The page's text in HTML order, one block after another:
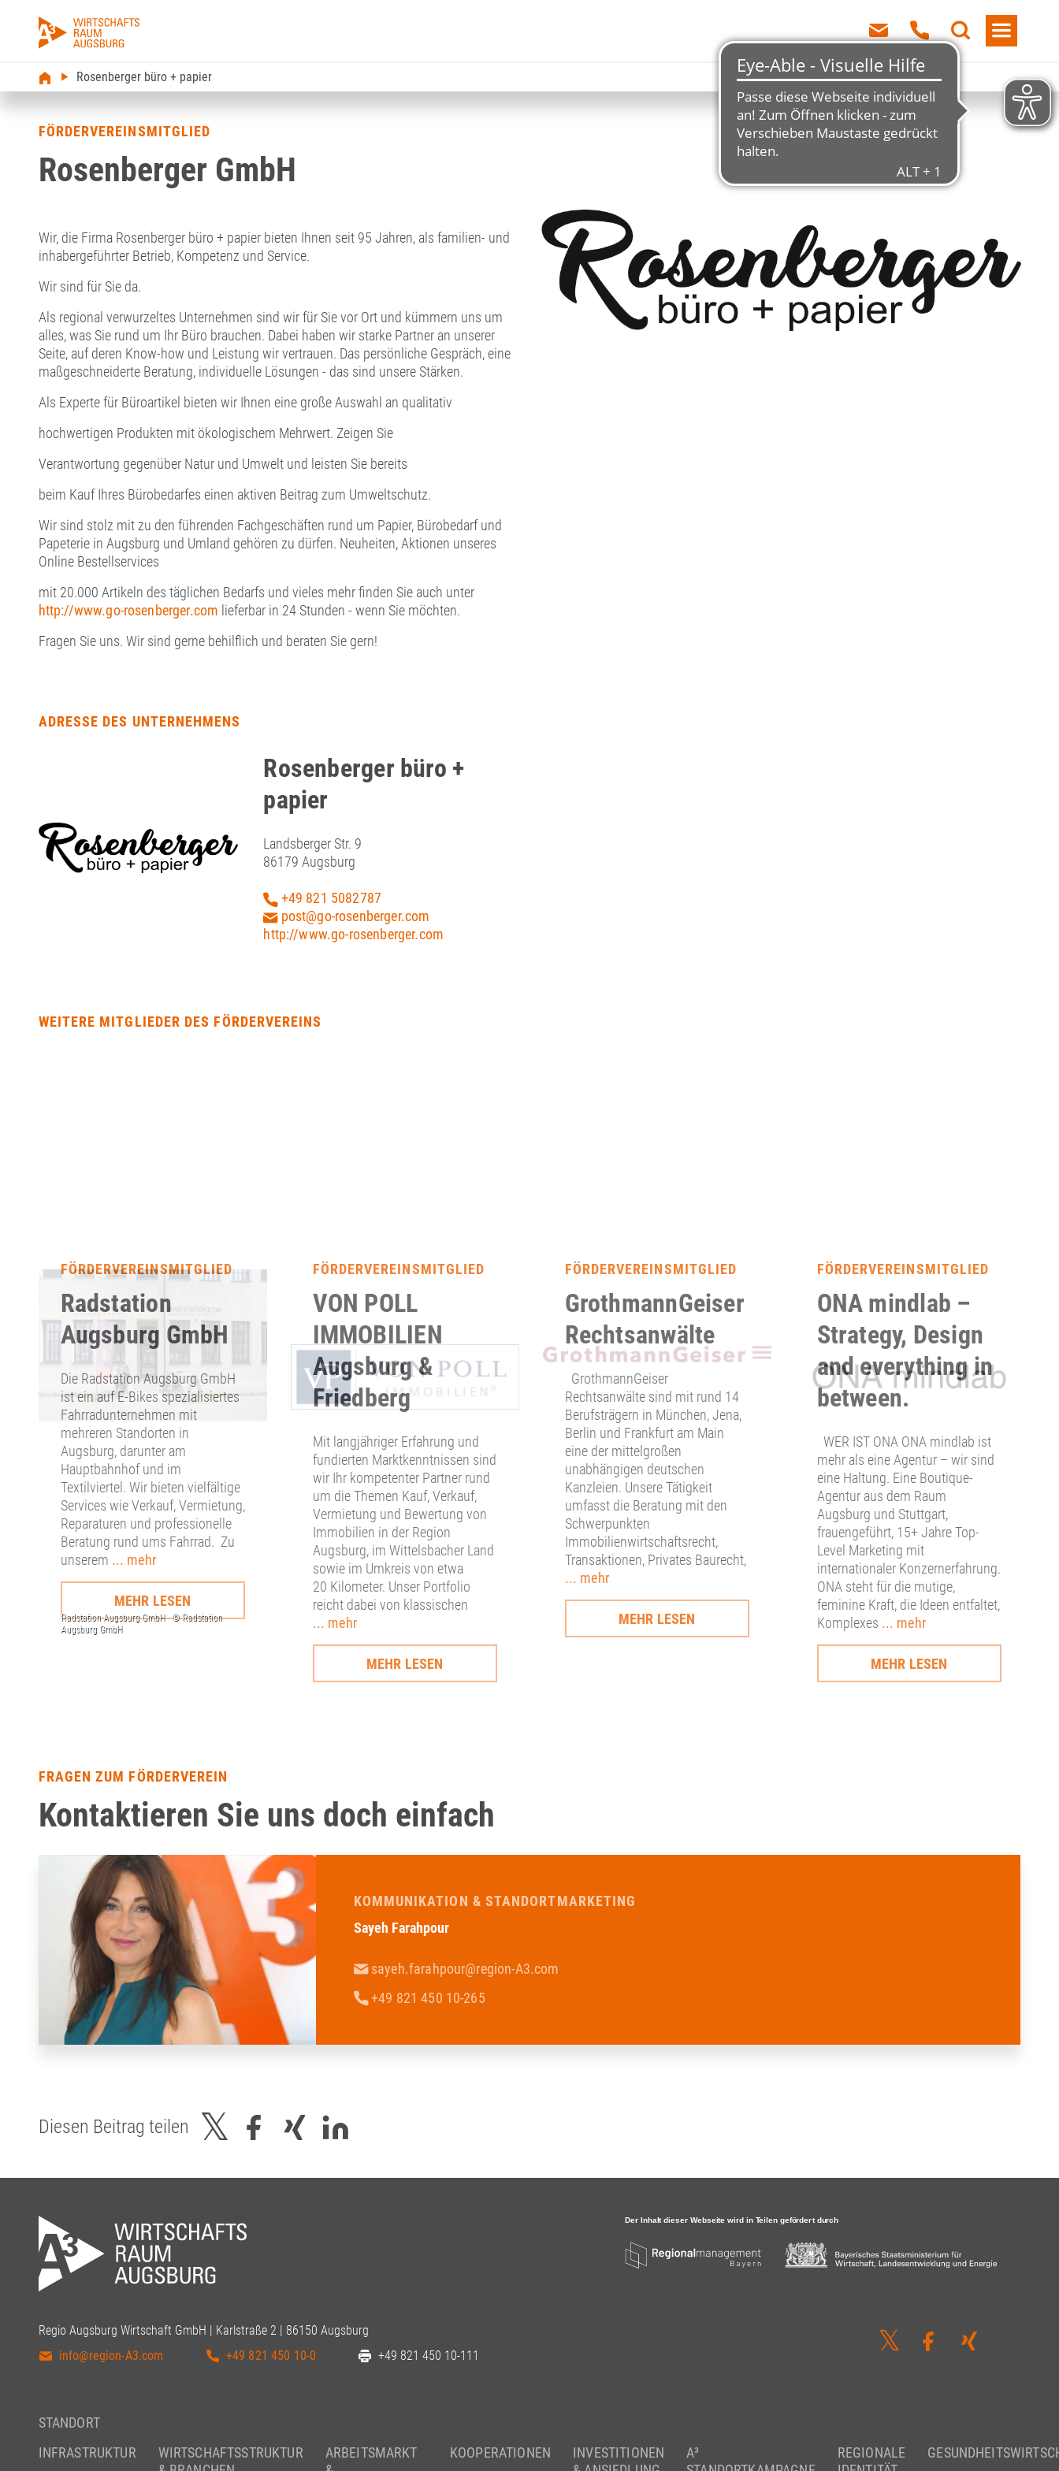
Rosenberger büro + papier
FÖRDERVEREINSMITGLIED
Rosenberger GmbH
Wir, die Firma Rosenberger büro + papier bieten Ihnen seit 95 Jahren, als familien- und
inhabergeführter Betrieb, Kompetenz und Service.
Wir sind für Sie da.
Als regional verwurzeltes Unternehmen sind wir für Sie vor Ort und kümmern uns um
alles, was Sie rund um Ihr Büro brauchen. Dabei haben wir starke Partner an unserer
Seite, auf deren Know-how und Leistung wir vertrauen. Das persönliche Gespräch, eine
maßgeschneiderte Beratung, individuelle Lösungen - das sind unsere Stärken.
Als Experte für Büroartikel bieten wir Ihnen eine große Auswahl an qualitativ
hochwertigen Produkten mit ökologischem Mehrwert. Zeigen Sie
Verantwortung gegenüber Natur und Umwelt und leisten Sie bereits
beim Kauf Ihres Bürobedarfes einen aktiven Beitrag zum Umweltschutz.
Wir sind stolz mit zu den führenden Fachgeschäften rund um Papier, Bürobedarf und
Papeterie in Augsburg und Umland gehören zu dürfen. Neuheiten, Aktionen unseres
Online Bestellservices
mit 20.000 Artikeln des täglichen Bedarfs und vieles mehr finden Sie auch unter
http://www.go-rosenberger.com lieferbar in 24 Stunden - wenn Sie möchten.
Fragen Sie uns. Wir sind gerne behilflich und beraten Sie gern!
ADRESSE DES UNTERNEHMENS
Rosenberger büro +
papier
Landsberger Str. 9
86179 Augsburg
+49 821 5082787
post@go-rosenberger.com
http://www.go-rosenberger.com
WEITERE MITGLIEDER DES FÖRDERVEREINS
FÖRDERVEREINSMITGLIED
Radstation
Augsburg GmbH
Die Radstation Augsburg GmbH
ist ein auf E-Bikes spezialisiertes
Fahrradunternehmen mit
mehreren Standorten in
Augsburg, darunter am
Hauptbahnhof und im
Textilviertel. Wir bieten vielfältige
Services wie Verkauf, Vermietung,
Reparaturen und professionelle
Beratung rund ums Fahrrad. Zu
unserem ... mehr
MEHR LESEN
FÖRDERVEREINSMITGLIED
VON POLL
IMMOBILIEN
Augsburg &
Friedberg
Mit langjähriger Erfahrung und
fundierten Marktkenntnissen sind
wir Ihr kompetenter Partner rund
um die Themen Kauf, Verkauf,
Vermietung und Bewertung von
Immobilien in der Region
Augsburg, im Wittelsbacher Land
sowie im Umkreis von etwa
20 Kilometer. Unser Portfolio
reicht dabei von klassischen
... mehr
MEHR LESEN
FÖRDERVEREINSMITGLIED
GrothmannGeiser
Rechtsanwälte
GrothmannGeiser
Rechtsanwälte sind mit rund 14
Berufsträgern in München, Jena,
Berlin und Frankfurt am Main
eine der mittelgroßen
unabhängigen deutschen
Kanzleien. Unsere Tätigkeit
umfasst die Beratung mit den
Schwerpunkten
Immobilienwirtschaftsrecht,
Transaktionen, Privates Baurecht,
... mehr
MEHR LESEN
FÖRDERVEREINSMITGLIED
ONA mindlab –
Strategy, Design
and everything in
between.
WER IST ONA ONA mindlab ist
mehr als eine Agentur – wir sind
eine Haltung. Eine Boutique-
Agentur aus dem Raum
Augsburg und Stuttgart,
frauengeführt, 15+ Jahre Top-
Level Marketing mit
internationaler Konzernerfahrung.
ONA steht für die mutige,
feminine Kraft, die Ideen entfaltet,
Komplexes ... mehr
MEHR LESEN
FRAGEN ZUM FÖRDERVEREIN
Kontaktieren Sie uns doch einfach
KOMMUNIKATION & STANDORTMARKETING
Sayeh Farahpour
sayeh.farahpour@region-A3.com
+49 821 450 10-265
Diesen Beitrag teilen
Regio Augsburg Wirtschaft GmbH | Karlstraße 2 | 86150 Augsburg
info@region-A3.com
+49 821 450 10-0 +49 821 450 10-111
STANDORT
INFRASTRUKTUR
WIRTSCHAFTSSTRUKTUR
ARBEITSMARKT
KOOPERATIONEN
INVESTITIONEN
A³
REGIONALE